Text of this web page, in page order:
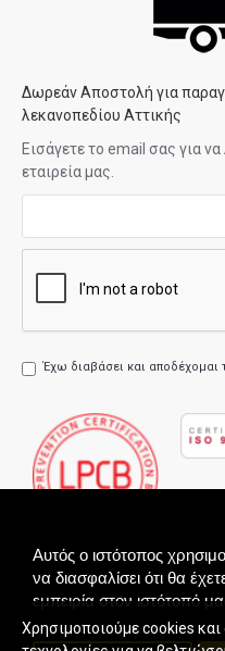
Αυτός ο ιστότοπος
να διασφαλίσει ότι θα
εμπειρία στον ιστότοπό
Δωρεάν Αποστολή για
λεκανοπεδίου Αττικής
Εισάγετε το email σας για
εταιρεία μας.
Έχω διαβάσει και αποδέχομαι
Πολιτική Ποιότητας Όροι
Εγγύηση
Χρησιμοποιούμε cookies